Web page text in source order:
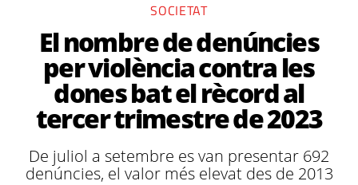
SOCIETAT
El nombre de denúncies
per violència contra les
dones bat el rècord al
tercer trimestre de 2023
De juliol a setembre es van presentar 692
denúncies, el valor més elevat des de 2013